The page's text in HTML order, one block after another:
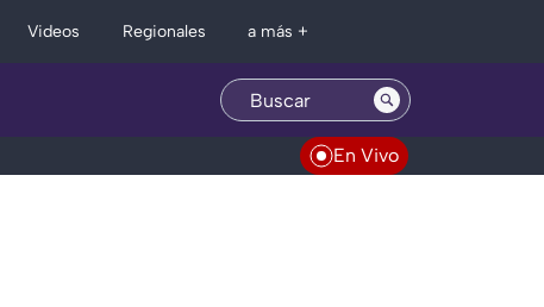
Videos Regionales a más +
En Vivo